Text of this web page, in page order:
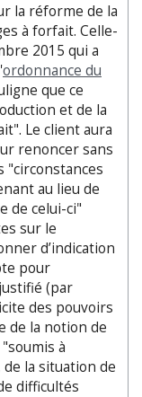
la réforme de la
à forfait. Celle-
2015 qui a
ordonnance du
que ce
et de la
Le client aura
renoncer sans
"circonstances
au lieu de
de celui-ci"
sur le
d’indication
pour
(par
des pouvoirs
de la notion de
à
la situation de
difficultés